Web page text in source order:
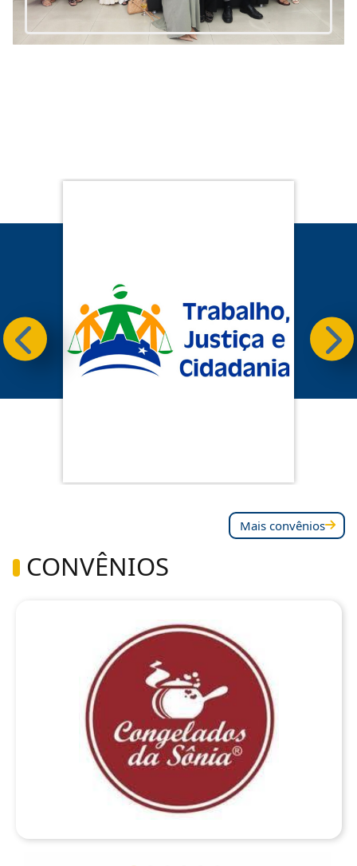
CONVÊNIOS
Mais convênios